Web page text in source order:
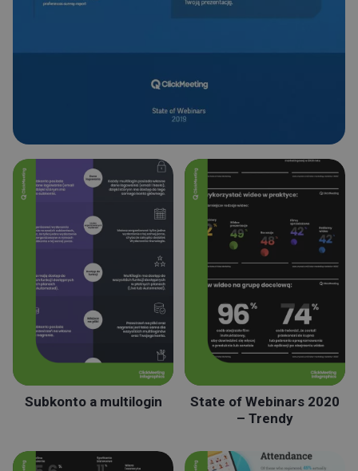
Subkonto a multilogin
State of Webinars 2020
– Trendy